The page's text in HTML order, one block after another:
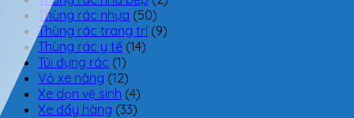
Thùng rác nhựa (50)
Thùng rác trang trí (9)
Thùng rác y tế (14)
Túi đựng rác (1)
Vỏ xe nâng (12)
Xe dọn vệ sinh (4)
Xe đẩy hàng (33)